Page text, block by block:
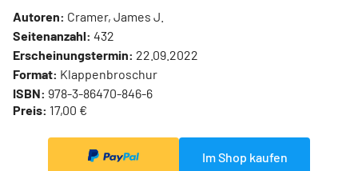
Autoren: Cramer, James J.
Seitenanzahl: 432
Erscheinungstermin: 22.09.2022
Format: Klappenbroschur
ISBN: 978-3-86470-846-6
Preis: 17,00 €
Im Shop kaufen